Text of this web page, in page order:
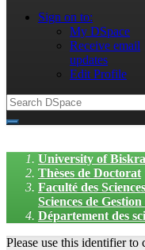
Sign on to:
My DSpace
Receive email
updates
Edit Profile
University of
Thèses de Doctorat
Faculté des
Sciences de
Département des
Please use this identifier